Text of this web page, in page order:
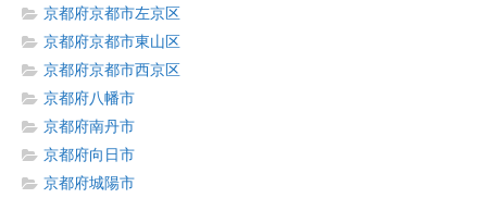
京都府京都市左京区
京都府京都市東山区
京都府京都市西京区
京都府八幡市
京都府南丹市
京都府向日市
京都府城陽市